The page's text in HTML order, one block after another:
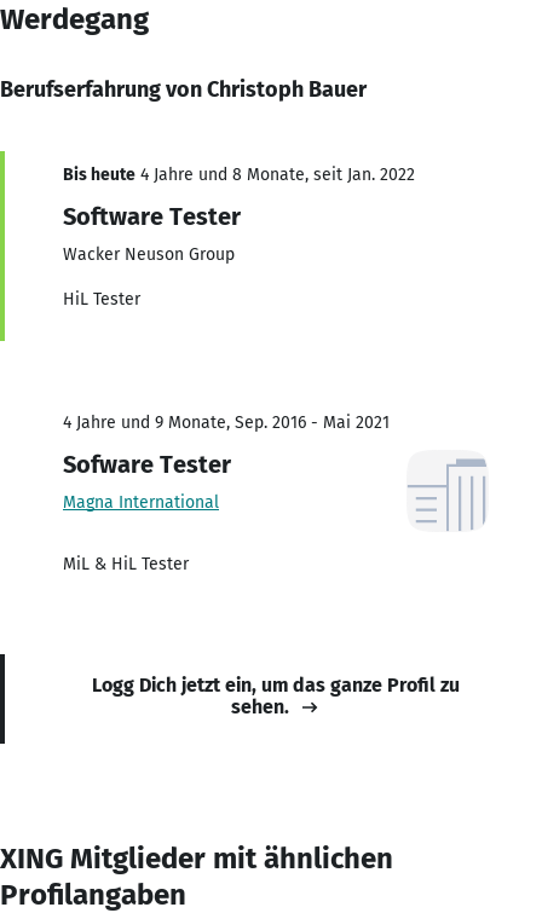
Werdegang
Berufserfahrung von Christoph Bauer
Bis heute 4 Jahre und 8 Monate, seit Jan. 2022
Software Tester
Wacker Neuson Group
HiL Tester
4 Jahre und 9 Monate, Sep. 2016 - Mai 2021
Sofware Tester
Magna International
MiL & HiL Tester
Logg Dich jetzt ein, um das ganze Profil zu
sehen.
XING Mitglieder mit ähnlichen
Profilangaben